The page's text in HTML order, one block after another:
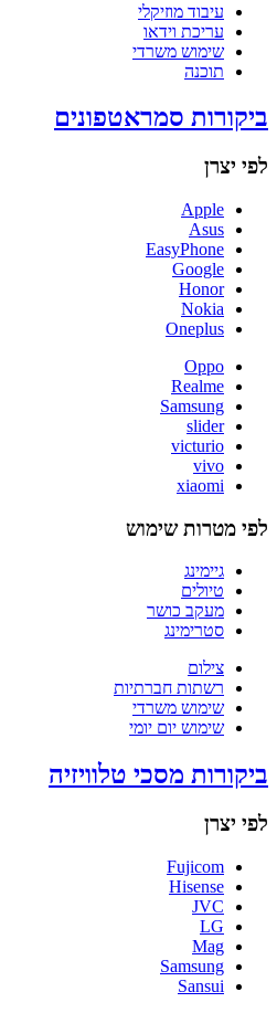
עיבוד מוזיקלי
עריכת וידאו
שימוש משרדי
תוכנה
ביקורות סמראטפונים
לפי יצרן
Apple
Asus
EasyPhone
Google
Honor
Nokia
Oneplus
Oppo
Realme
Samsung
slider
victurio
vivo
xiaomi
לפי מטרות שימוש
גיימינג
טיולים
מעקב כושר
סטרימינג
צילום
רשתות חברתיות
שימוש משרדי
שימוש יום יומי
ביקורות מסכי טלוויזיה
לפי יצרן
Fujicom
Hisense
JVC
LG
Mag
Samsung
Sansui